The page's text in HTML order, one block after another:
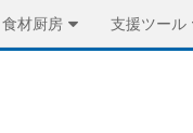
食材厨房 支援ツール